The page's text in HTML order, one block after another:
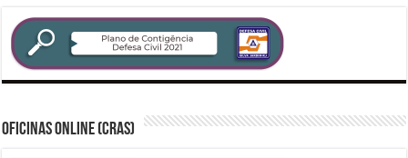
Oficinas Online (CRAS)